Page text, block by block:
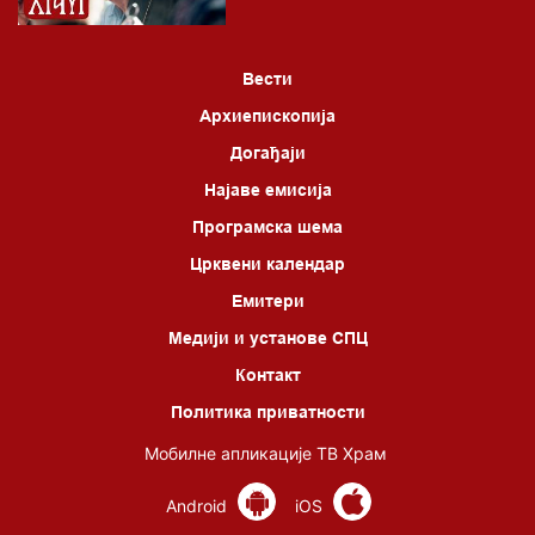
Вести
Архиепископија
Догађаји
Најаве емисија
Програмска шема
Црквени календар
Емитери
Медији и установе СПЦ
Контакт
Политика приватности
Мобилне апликације ТВ Храм
Android iOS